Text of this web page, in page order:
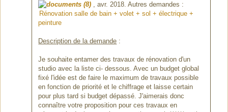
(8) , avr. 2018. Autres demandes :
Rénovation salle de bain + volet + sol + électrique +
peinture
Description de la demande :
Je souhaite entamer des travaux de rénovation d'un
studio avec la liste ci- dessous. Avec un budget global
fixé l'idée est de faire le maximum de travaux possible
en fonction de priorité et le chiffrage et laisse certain
pour plus tard si budget dépassé. J'aimerais donc
connaître votre proposition pour ces travaux en